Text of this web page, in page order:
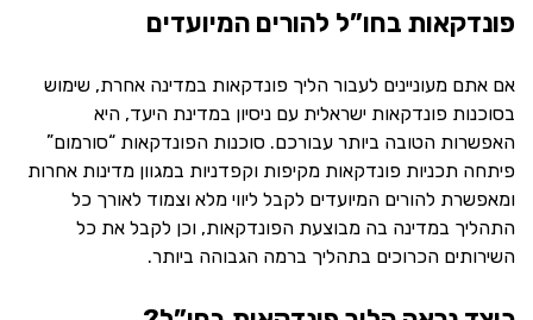
פונדקאות בחו”ל להורים המיועדים
אם אתם מעוניינים לעבור הליך פונדקאות במדינה אחרת, שימוש
בסוכנות פונדקאות ישראלית עם ניסיון במדינת היעד, היא
האפשרות הטובה ביותר עבורכם. סוכנות הפונדקאות “סורמום”
פיתחה תכניות פונדקאות מקיפות וקפדניות במגוון מדינות אחרות
ומאפשרת להורים המיועדים לקבל ליווי מלא וצמוד לאורך כל
התהליך במדינה בה מבוצעת הפונדקאות, וכן לקבל את כל
השירותים הכרוכים בתהליך ברמה הגבוהה ביותר.